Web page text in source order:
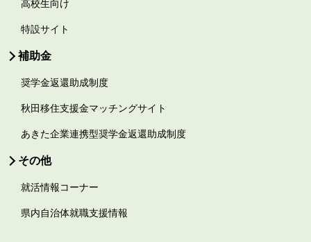
高校生向け
特設サイト
補助金
奨学金返還助成制度
秋田移住支援金マッチングサイト
あきた企業連携型奨学金返還助成制度
その他
就活情報コーナー
県内自治体就職支援情報